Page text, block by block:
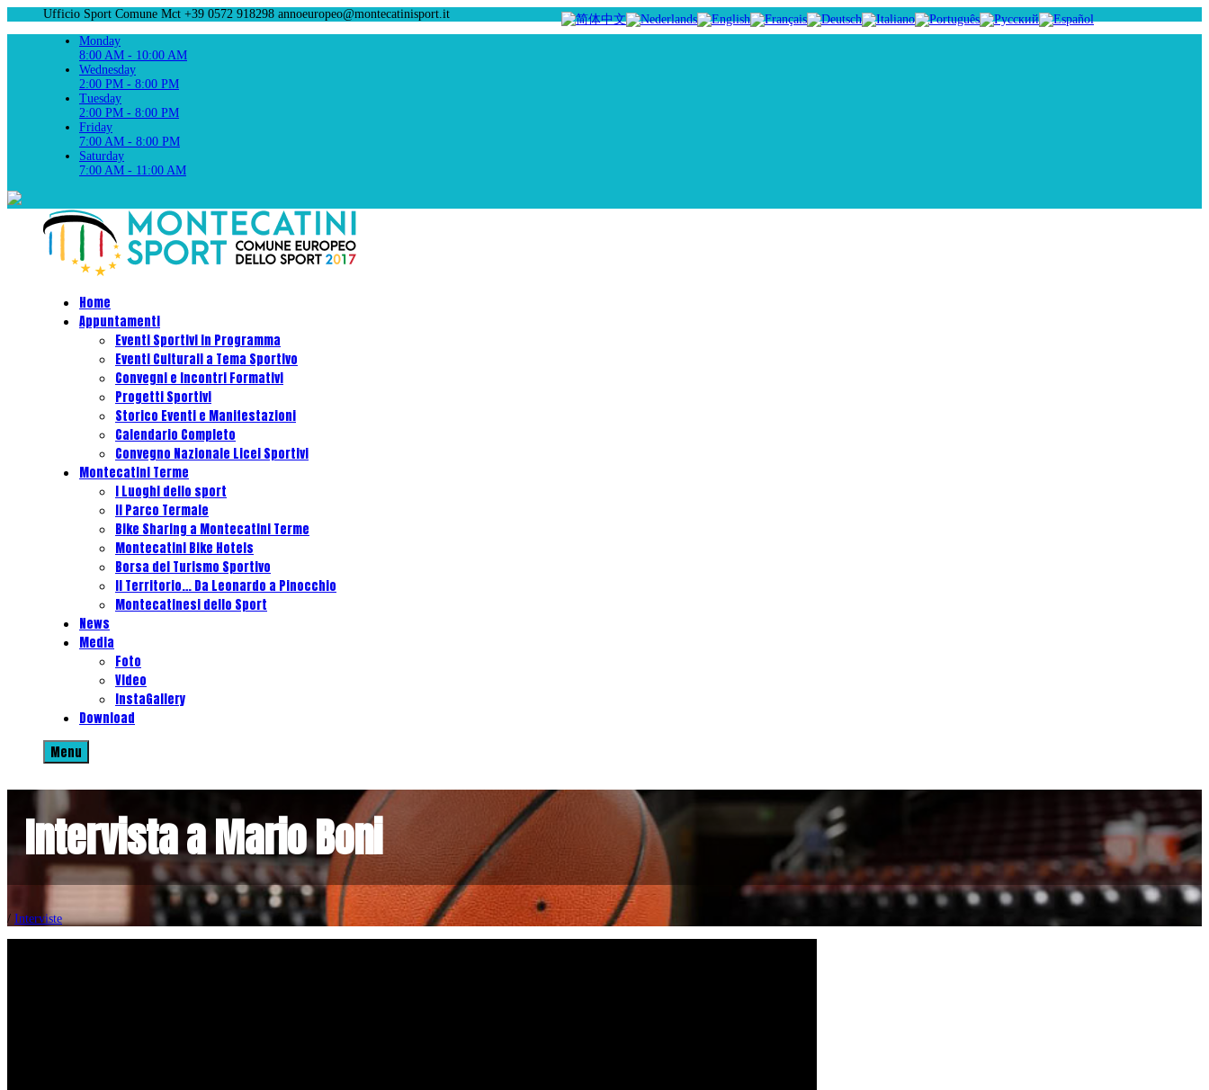
Ufficio Sport Comune Mct +39 0572 918298 annoeuropeo@montecatinisport.it
Monday
8:00 AM - 10:00 AM
Wednesday
2:00 PM - 8:00 PM
Tuesday
2:00 PM - 8:00 PM
Friday
7:00 AM - 8:00 PM
Saturday
7:00 AM - 11:00 AM
Home
Appuntamenti
Eventi Sportivi in Programma
Eventi Culturali a Tema Sportivo
Convegni e Incontri Formativi
Progetti Sportivi
Storico Eventi e Manifestazioni
Calendario Completo
Convegno Nazionale Licei Sportivi
Montecatini Terme
I Luoghi dello sport
Il Parco Termale
Bike Sharing a Montecatini Terme
Montecatini Bike Hotels
Borsa del Turismo Sportivo
Il Territorio… Da Leonardo a Pinocchio
Montecatinesi dello Sport
News
Media
Foto
Video
InstaGallery
Download
Menu
Intervista a Mario Boni
/ Interviste